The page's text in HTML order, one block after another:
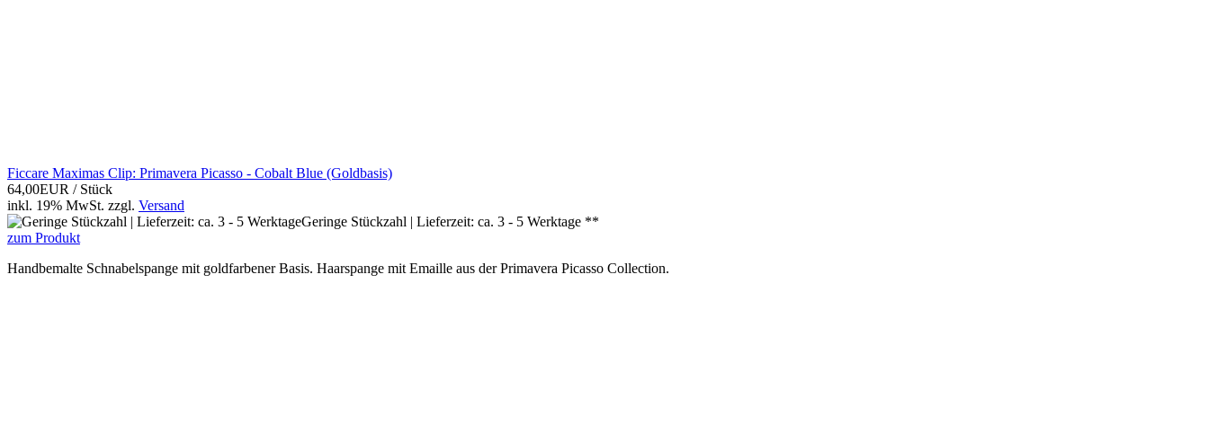
Ficcare Maximas Clip: Primavera Picasso - Cobalt Blue (Goldbasis)
64,00EUR / Stück
inkl. 19% MwSt. zzgl. Versand
Geringe Stückzahl | Lieferzeit: ca. 3 - 5 Werktage **
zum Produkt
Handbemalte Schnabelspange mit goldfarbener Basis. Haarspange mit Emaille aus der Primavera Picasso Collection.